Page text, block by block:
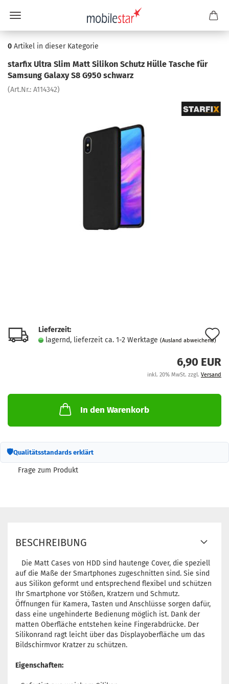
0 Artikel in dieser Kategorie
star­fix Ultra Slim Matt Si­li­kon Schutz Hülle Ta­sche für
Sam­sung Ga­la­xy S8 G950 schwarz
(Art.Nr.: A114342)
Lieferzeit:
lagernd, lieferzeit ca. 1-2 Werktage (Ausland abweichend)
6,90 EUR
inkl. 20% MwSt. zzgl. Versand
In den Warenkorb
🛡Qualitätsstandards erklärt
Frage zum Produkt
BESCHREIBUNG
Die Matt Cases von HDD sind hautenge Cover, die speziell
auf die Maße der Smartphones zugeschnitten sind. Sie sind
aus Silikon geformt und entsprechend flexibel und schützen
Ihr Smartphone vor Stößen, Kratzern und Schmutz.
Öffnungen für Kamera, Tasten und Anschlüsse sorgen dafür,
dass eine ungehinderte Bedienung möglich ist. Dank der
matten Oberfläche entstehen keine Fingerabdrücke. Der
Silikonrand ragt leicht über das Displayoberfläche um das
Bildschirmvor Kratzer zu schützen.
Eigenschaften: